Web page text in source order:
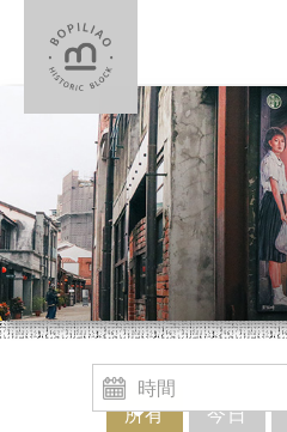
所有
今日